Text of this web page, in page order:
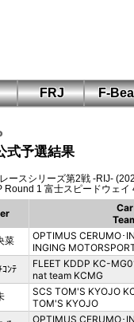
FRJ F-
式予選結果
ースシリーズ第2戦 -RIJ-
Round 1 富士スピードウェイ
Car
菜
OPTIMUS CERUMO･
INGING
ｺﾝﾃ
FLEET KDDP KC-
nat team KCMG
SCS TOM'S KYOJO
TOM'S KYOJO
OPTIMUS CERUMO･